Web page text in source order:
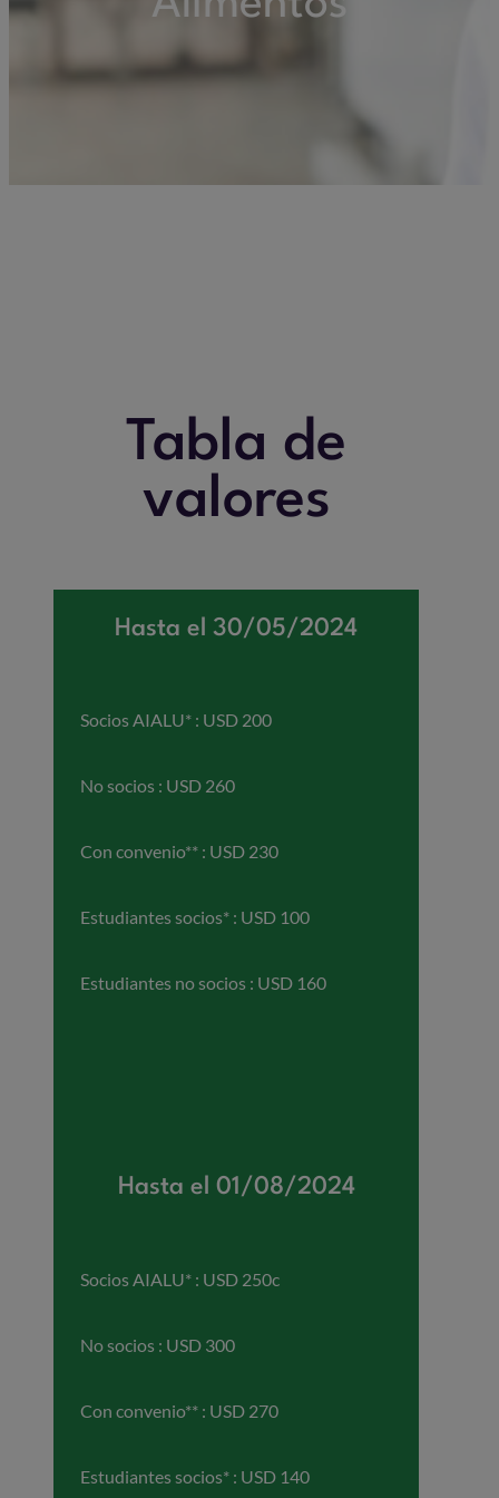
Tabla de
valores
Hasta el 30/05/2024
Socios AIALU* : USD 200
No socios : USD 260
Con convenio** : USD 230
Estudiantes socios* : USD 100
Estudiantes no socios : USD 160
Hasta el 01/08/2024
Socios AIALU* : USD 250c
No socios : USD 300
Con convenio** : USD 270
Estudiantes socios* : USD 140